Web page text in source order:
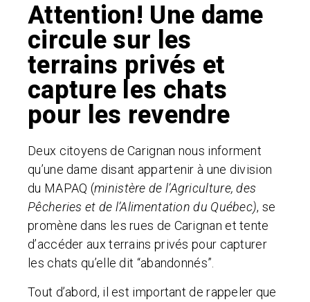
Attention! Une dame
circule sur les
terrains privés et
capture les chats
pour les revendre
Deux citoyens de Carignan nous informent
qu’une dame disant appartenir à une division
du MAPAQ (ministère de l’Agriculture, des
Pêcheries et de l’Alimentation du Québec), se
promène dans les rues de Carignan et tente
d’accéder aux terrains privés pour capturer
les chats qu’elle dit “abandonnés”.
Tout d’abord, il est important de rappeler que